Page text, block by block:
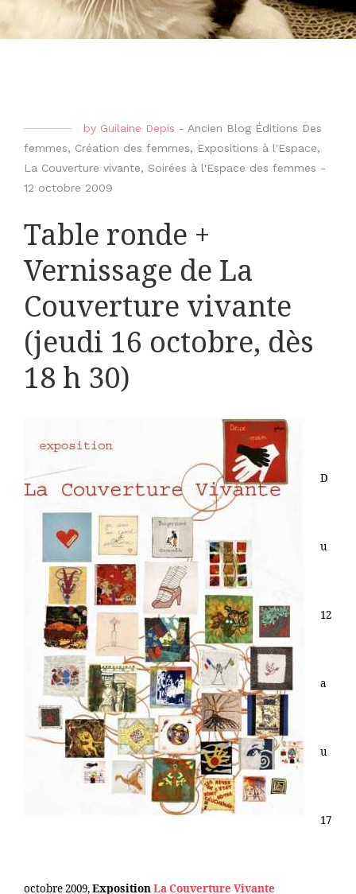
by Guilaine Depis - Ancien Blog Éditions Des
femmes, Création des femmes, Expositions à l'Espace,
La Couverture vivante, Soirées à l'Espace des femmes -
12 octobre 2009
Table ronde +
Vernissage de La
Couverture vivante
(jeudi 16 octobre, dès
18 h 30)
D
u
12
a
u
17
octobre 2009,ExpositionLa Couverture Vivante